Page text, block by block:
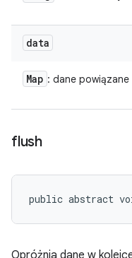
data
Map : dane
flush
public abstract
Opróżnia dane w